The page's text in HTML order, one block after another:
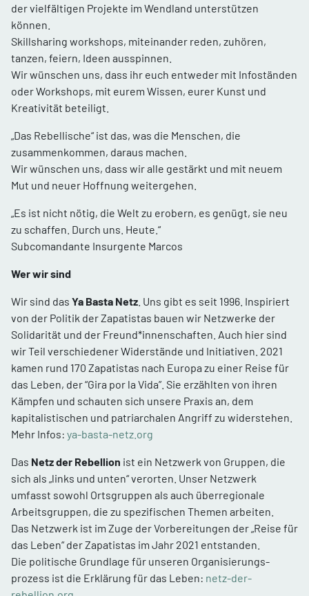
der vielfältigen Projekte im Wendland unterstützen
können.
Skillsharing workshops, miteinander reden, zuhören,
tanzen, feiern, Ideen ausspinnen.
Wir wünschen uns, dass ihr euch entweder mit Infoständen
oder Workshops, mit eurem Wissen, eurer Kunst und
Kreativität beteiligt.
„Das Rebellische“ ist das, was die Menschen, die
zusammenkommen, daraus machen.
Wir wünschen uns, dass wir alle gestärkt und mit neuem
Mut und neuer Hoffnung weitergehen.
„Es ist nicht nötig, die Welt zu erobern, es genügt, sie neu
zu schaffen. Durch uns. Heute.“
Subcomandante Insurgente Marcos
Wer wir sind
Wir sind das Ya Basta Netz . Uns gibt es seit 1996. Inspiriert
von der Politik der Zapatistas bauen wir Netzwerke der
Solidarität und der Freund*innenschaften. Auch hier sind
wir Teil verschiedener Widerstände und Initiativen. 2021
kamen rund 170 Zapatistas nach Europa zu einer Reise für
das Leben, der “Gira por la Vida”. Sie erzählten von ihren
Kämpfen und schauten sich unsere Praxis an, dem
kapitalistischen und patriarchalen Angriff zu widerstehen.
Mehr Infos: ya-basta-netz.org
Das Netz der Rebellion ist ein Netzwerk von Gruppen, die
sich als „links und unten“ verorten. Unser Netzwerk
umfasst sowohl Ortsgruppen als auch überregionale
Arbeitsgruppen, die zu spezifischen Themen arbeiten.
Das Netzwerk ist im Zuge der Vorbereitungen der „Reise für
das Leben“ der Zapatistas im Jahr 2021 entstanden.
Die politische Grundlage für unseren Organisierungs­­­
prozess ist die Erklärung für das Leben: netz-der-